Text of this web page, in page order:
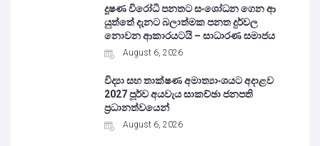
දූෂණ විරෝධි පනතට සංශෝධන ගෙන ආ
යුත්තේ දැනට බලාත්මක පනත දුර්වල
නොවන ආකාරයටයි – සාධාරණ සමාජය
August 6, 2026
විද්‍යා සහ තාක්ෂණ අමාත්‍යාංශයට අදාළව
2027 පූර්ව අයවැය සාකච්ඡා ජනපති
ප්‍රධානත්වයෙන්
August 6, 2026